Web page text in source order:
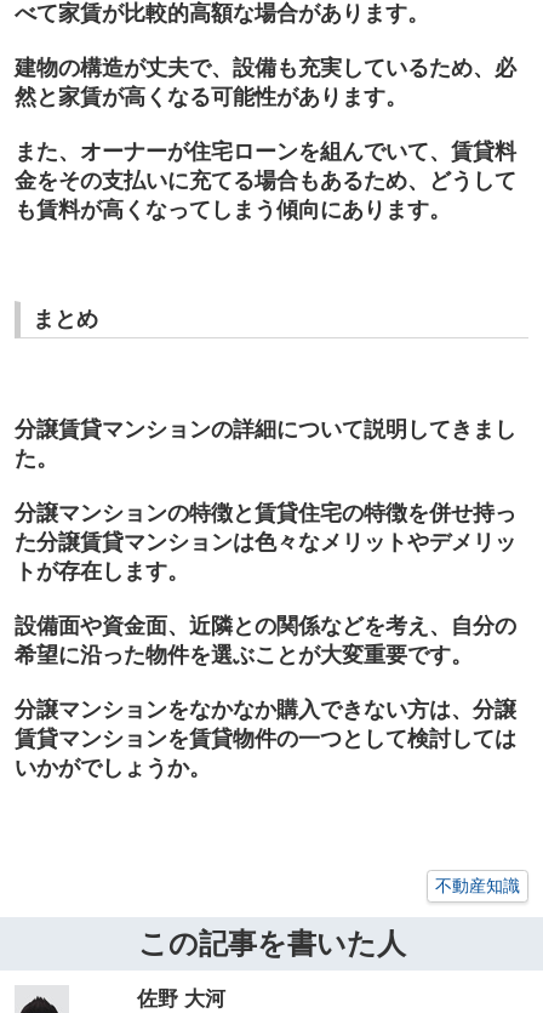
べて家賃が比較的高額な場合があります。
建物の構造が丈夫で、設備も充実しているため、必
然と家賃が高くなる可能性があります。
また、オーナーが住宅ローンを組んでいて、賃貸料
金をその支払いに充てる場合もあるため、どうして
も賃料が高くなってしまう傾向にあります。
まとめ
分譲賃貸マンションの詳細について説明してきまし
た。
分譲マンションの特徴と賃貸住宅の特徴を併せ持っ
た分譲賃貸マンションは色々なメリットやデメリッ
トが存在します。
設備面や資金面、近隣との関係などを考え、自分の
希望に沿った物件を選ぶことが大変重要です。
分譲マンションをなかなか購入できない方は、分譲
賃貸マンションを賃貸物件の一つとして検討しては
いかがでしょうか。
不動産知識
この記事を書いた人
佐野 大河